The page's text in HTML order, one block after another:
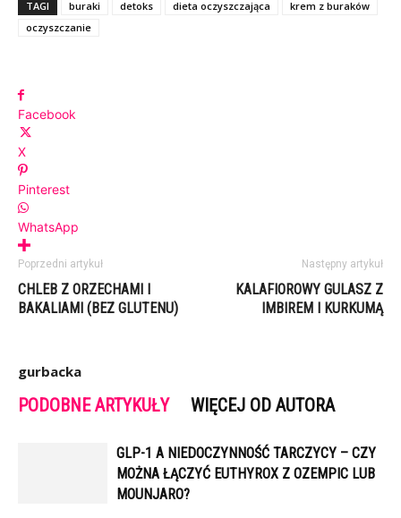
TAGI buraki detoks dieta oczyszczająca
krem z buraków
oczyszczanie
Facebook
X
Pinterest
WhatsApp
Poprzedni artykuł
CHLEB Z ORZECHAMI I
BAKALIAMI (BEZ GLUTENU)
Następny artykuł
KALAFIOROWY GULASZ Z
IMBIREM I KURKUMĄ
gurbacka
PODOBNE ARTYKUŁY WIĘCEJ OD AUTORA
GLP-1 A NIEDOCZYNNOŚĆ TARCZYCY – CZY
MOŻNA ŁĄCZYĆ EUTHYROX Z OZEMPIC LUB
MOUNJARO?